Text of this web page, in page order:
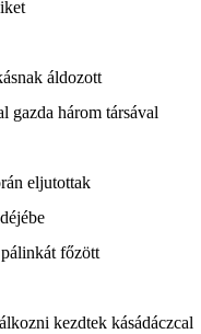
áldozott
gazda három társával
eljutottak
főzött
kezdtek kásádáczcal